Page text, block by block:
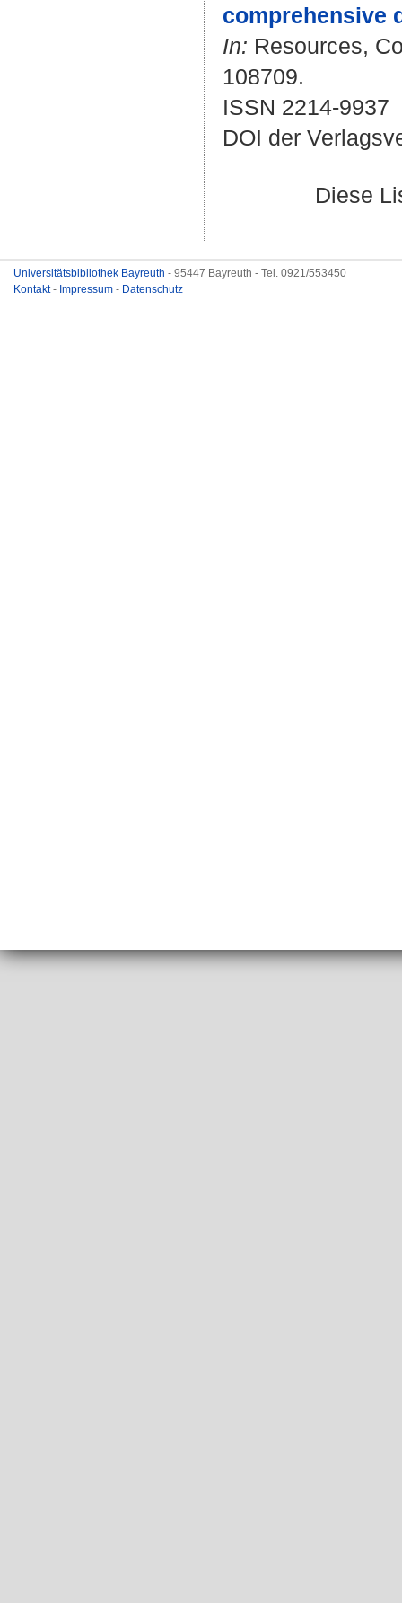
comprehensive
In: Resources,
108709.
ISSN 2214-9937
DOI der
Diese
Universitätsbibliothek Bayreuth - 95447 Bayreuth - Tel. 0921/553450
Kontakt- Impressum - Datenschutz